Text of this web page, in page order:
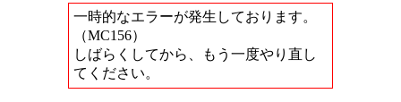
一時的なエラーが発生しております。
（MC156）
しばらくしてから、もう一度やり直し
てください。